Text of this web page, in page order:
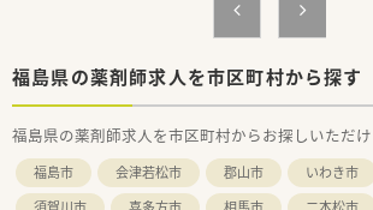
福島県の薬剤師求人を市区町村から探す
福島県の薬剤師求人を市区町村からお探しいただけ
福島市 会津若松市 郡山市 いわき市